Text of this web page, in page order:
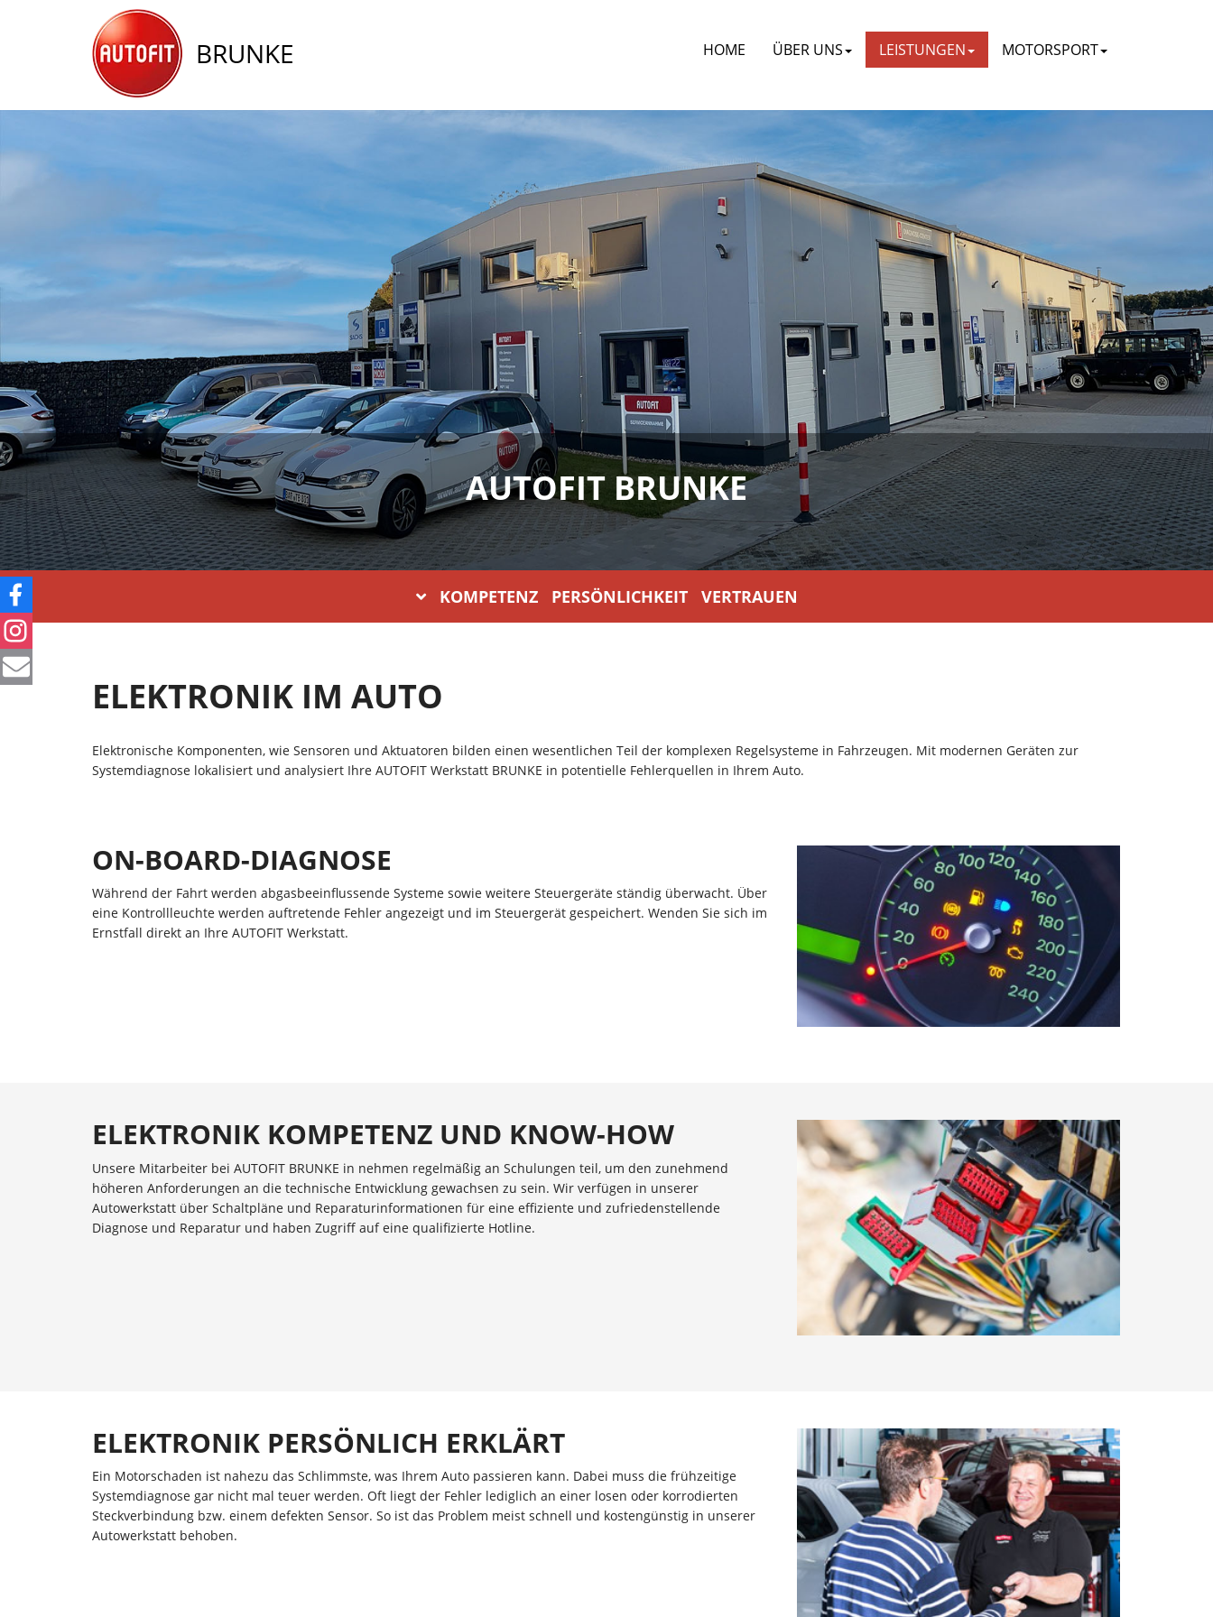
BRUNKE HOME ÜBER UNS LEISTUNGEN MOTORSPORT
AUTOFIT BRUNKE
KOMPETENZ PERSÖNLICHKEIT VERTRAUEN
ELEKTRONIK IM AUTO
Elektronische Komponenten, wie Sensoren und Aktuatoren bilden einen wesentlichen Teil der komplexen Regelsysteme in Fahrzeugen. Mit modernen Geräten zur
Systemdiagnose lokalisiert und analysiert Ihre AUTOFIT Werkstatt BRUNKE in potentielle Fehlerquellen in Ihrem Auto.
ON-BOARD-DIAGNOSE
Während der Fahrt werden abgasbeeinflussende Systeme sowie weitere Steuergeräte ständig überwacht. Über
eine Kontrollleuchte werden auftretende Fehler angezeigt und im Steuergerät gespeichert. Wenden Sie sich im
Ernstfall direkt an Ihre AUTOFIT Werkstatt.
ELEKTRONIK KOMPETENZ UND KNOW-HOW
Unsere Mitarbeiter bei AUTOFIT BRUNKE in nehmen regelmäßig an Schulungen teil, um den zunehmend
höheren Anforderungen an die technische Entwicklung gewachsen zu sein. Wir verfügen in unserer
Autowerkstatt über Schaltpläne und Reparaturinformationen für eine effiziente und zufriedenstellende
Diagnose und Reparatur und haben Zugriff auf eine qualifizierte Hotline.
ELEKTRONIK PERSÖNLICH ERKLÄRT
Ein Motorschaden ist nahezu das Schlimmste, was Ihrem Auto passieren kann. Dabei muss die frühzeitige
Systemdiagnose gar nicht mal teuer werden. Oft liegt der Fehler lediglich an einer losen oder korrodierten
Steckverbindung bzw. einem defekten Sensor. So ist das Problem meist schnell und kostengünstig in unserer
Autowerkstatt behoben.